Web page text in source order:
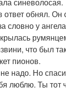
обнял. Он
словно у
что был
пионов.
надо. Но
люблю. Ты тот